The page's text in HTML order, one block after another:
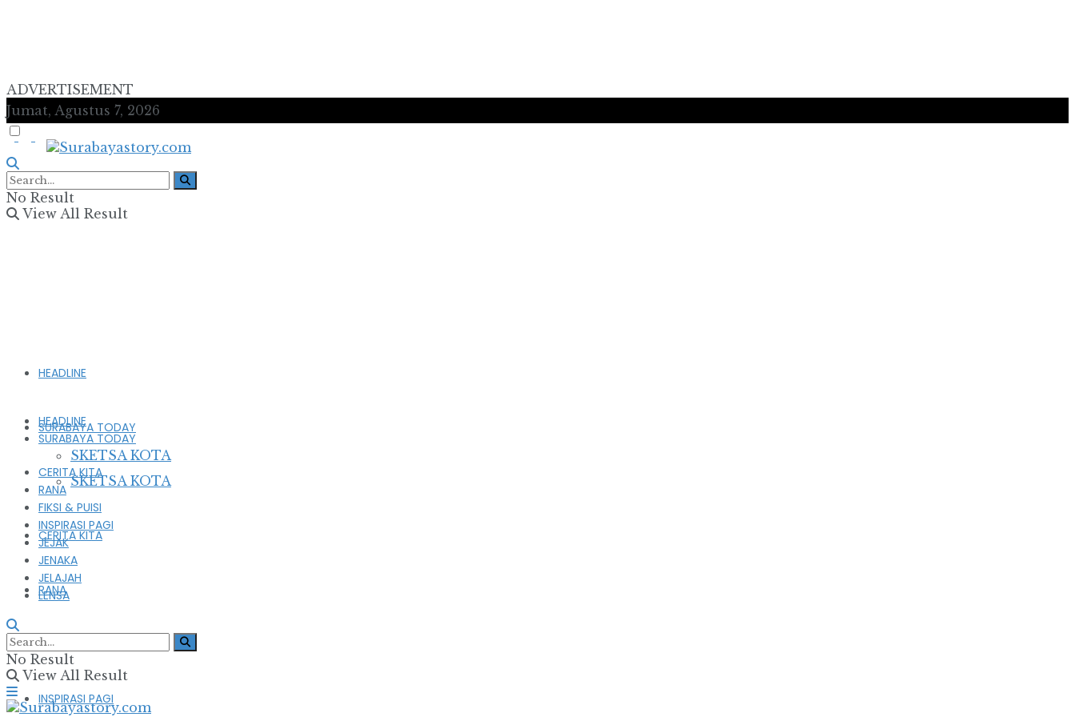
ADVERTISEMENT
Jumat, Agustus 7, 2026
No Result
View All Result
HEADLINE
SURABAYA TODAY
SKETSA KOTA
CERITA KITA
RANA
FIKSI & PUISI
INSPIRASI PAGI
HEADLINE
SURABAYA TODAY
SKETSA KOTA
CERITA KITA
RANA
FIKSI & PUISI
INSPIRASI PAGI
JEJAK
JENAKA
JELAJAH
LENSA
No Result
View All Result